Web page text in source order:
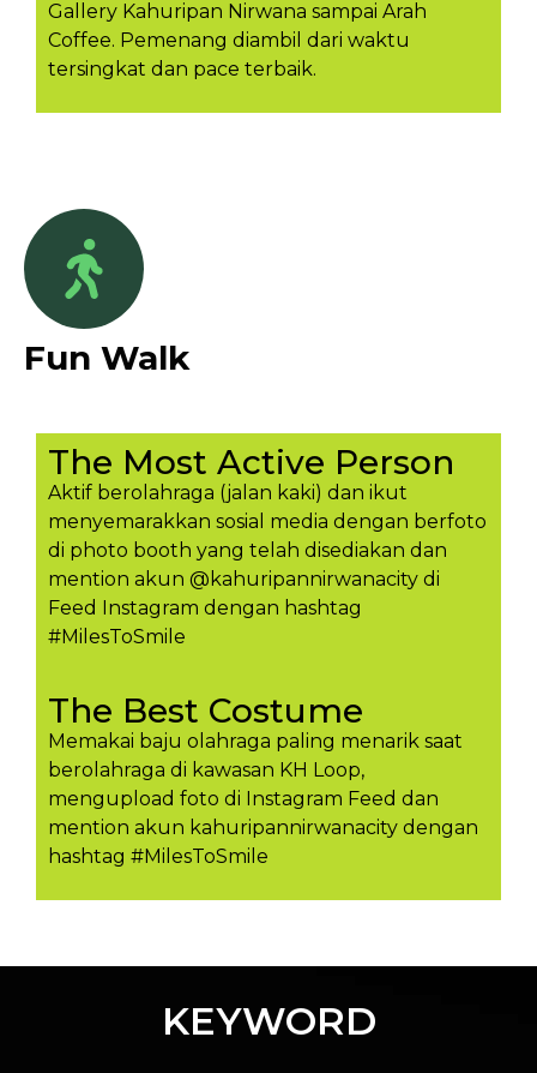
Gallery Kahuripan Nirwana sampai Arah
Coffee. Pemenang diambil dari waktu
tersingkat dan pace terbaik.
Fun Walk
The Most Active Person
Aktif berolahraga (jalan kaki) dan ikut
menyemarakkan sosial media dengan berfoto
di photo booth yang telah disediakan dan
mention akun @kahuripannirwanacity di
Feed Instagram dengan hashtag
#MilesToSmile
The Best Costume
Memakai baju olahraga paling menarik saat
berolahraga di kawasan KH Loop,
mengupload foto di Instagram Feed dan
mention akun kahuripannirwanacity dengan
hashtag #MilesToSmil​e
KEYWORD